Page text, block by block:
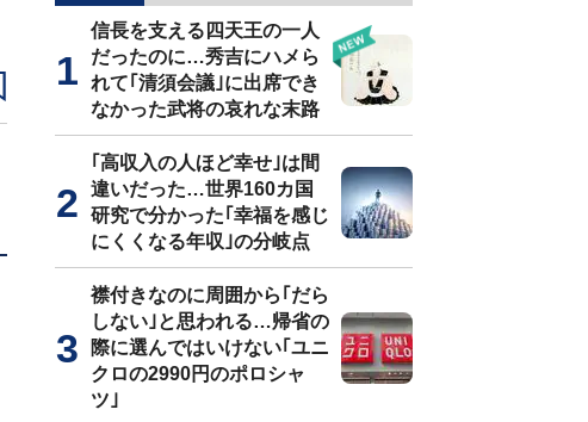
信長を支える四天王の一人
だったのに…秀吉にハメら
れて｢清須会議｣に出席でき
なかった武将の哀れな末路
｢高収入の人ほど幸せ｣は間
違いだった…世界160カ国
研究で分かった｢幸福を感じ
にくくなる年収｣の分岐点
襟付きなのに周囲から｢だら
しない｣と思われる…帰省の
際に選んではいけない｢ユニ
クロの2990円のポロシャ
ツ｣